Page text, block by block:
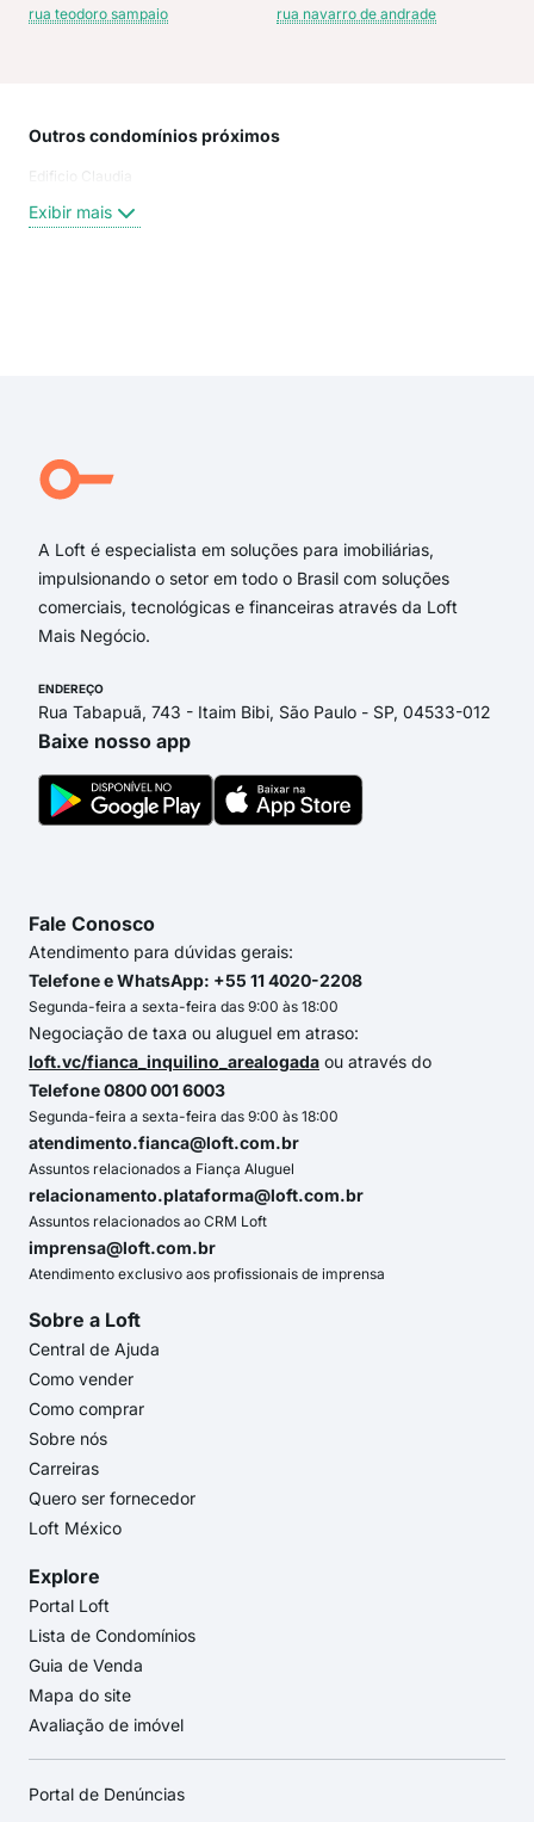
rua teodoro sampaio rua navarro de andrade
Outros condomínios próximos
Edificio Claudia
Exibir mais
A Loft é especialista em soluções para imobiliárias,
impulsionando o setor em todo o Brasil com soluções
comerciais, tecnológicas e financeiras através da Loft
Mais Negócio.
ENDEREÇO
Rua Tabapuã, 743 - Itaim Bibi, São Paulo - SP, 04533-012
Baixe nosso app
Fale Conosco
Atendimento para dúvidas gerais:
Telefone e WhatsApp: +55 11 4020-2208
Segunda-feira a sexta-feira das 9:00 às 18:00
Negociação de taxa ou aluguel em atraso:
loft.vc/fianca_inquilino_arealogada ou através do
Telefone 0800 001 6003
Segunda-feira a sexta-feira das 9:00 às 18:00
atendimento.fianca@loft.com.br
Assuntos relacionados a Fiança Aluguel
relacionamento.plataforma@loft.com.br
Assuntos relacionados ao CRM Loft
imprensa@loft.com.br
Atendimento exclusivo aos profissionais de imprensa
Sobre a Loft
Central de Ajuda
Como vender
Como comprar
Sobre nós
Carreiras
Quero ser fornecedor
Loft México
Explore
Portal Loft
Lista de Condomínios
Guia de Venda
Mapa do site
Avaliação de imóvel
Portal de Denúncias